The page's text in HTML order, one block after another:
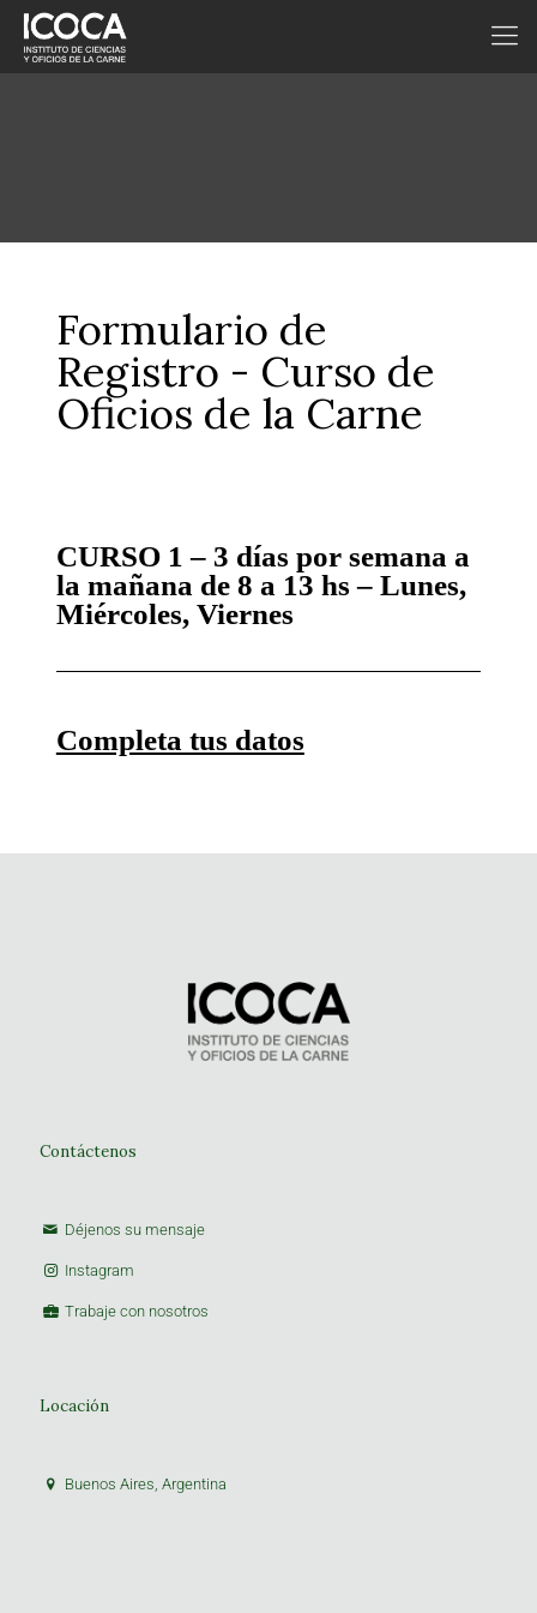
Formulario de
Registro - Curso de
Oficios de la Carne
CURSO 1 – 3 días por semana a
la mañana de 8 a 13 hs– Lunes,
Miércoles, Viernes
Completa tus datos
Contáctenos
Déjenos su mensaje
Instagram
Trabaje con nosotros
Locación
Buenos Aires, Argentina